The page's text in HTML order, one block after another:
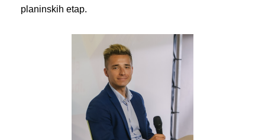
planinskih etap.